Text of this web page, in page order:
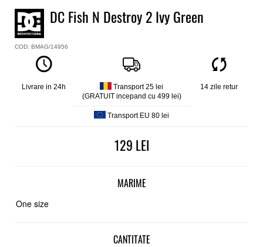
Caciula baieti DC
Model
Fish N Destroy 2
Culoare
Material
60% poliester, 40% acrilic
DC Fish N Destroy 2 Ivy Green
COD: BMAG/14956
Livrare in 24h
Transport 25 lei
(GRATUIT incepand cu 499 lei)
Transport EU 80 lei
14 zile retur
129
MARIME
One size
CANTITATE